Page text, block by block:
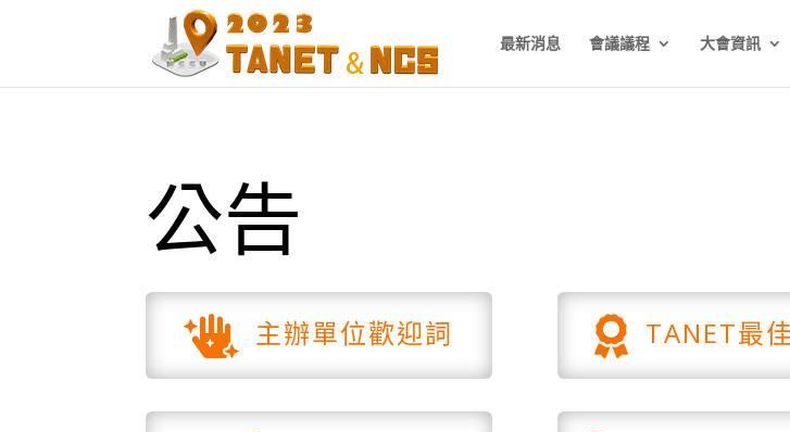
最新消息 會議議程 大會資訊
公告
 主辦單位歡迎詞  TANET最